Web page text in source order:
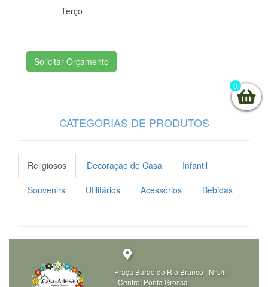
Terço
Solicitar Orçamento
CATEGORIAS DE PRODUTOS
Religiosos Decoração de Casa Infantil
Souvenirs Utilitários Acessórios Bebidas
Praça Barão do Rio Branco , N°s/n
, Centro, Ponta Grossa
0